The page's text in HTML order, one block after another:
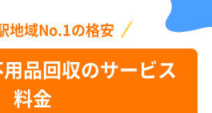
地域No.1の格安
品回収のサービス
料金